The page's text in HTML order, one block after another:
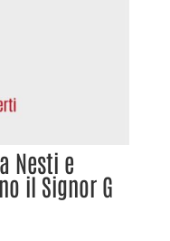
Nesti e
il Signor G